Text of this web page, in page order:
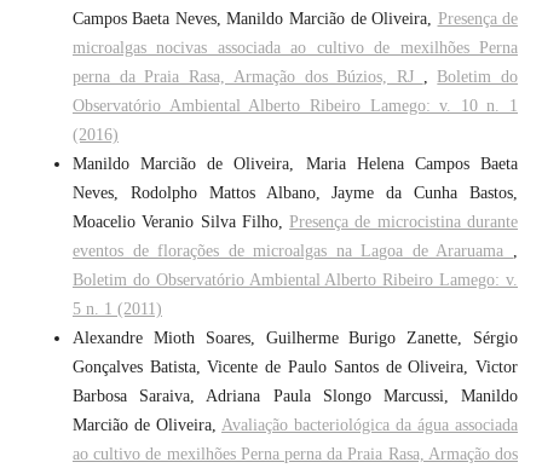
Campos Baeta Neves, Manildo Marcião de Oliveira, Presença de
microalgas nocivas associada ao cultivo de mexilhões Perna
perna da Praia Rasa, Armação dos Búzios, RJ
Boletim do
Observatório Ambiental Alberto Ribeiro Lamego: v. 10 n. 1
(2016)
Manildo Marcião de Oliveira, Maria Helena Campos Baeta
Neves, Rodolpho Mattos Albano, Jayme da Cunha Bastos,
Moacelio Veranio Silva Filho, Presença de microcistina durante
eventos de florações de microalgas na Lagoa de Araruama
Boletim do Observatório Ambiental Alberto Ribeiro Lamego: v.
5 n. 1 (2011)
Alexandre Mioth Soares, Guilherme Burigo Zanette, Sérgio
Gonçalves Batista, Vicente de Paulo Santos de Oliveira, Victor
Barbosa Saraiva, Adriana Paula Slongo Marcussi, Manildo
Marcião de Oliveira, Avaliação bacteriológica da água associada
ao cultivo de mexilhões Perna perna da Praia Rasa, Armação dos